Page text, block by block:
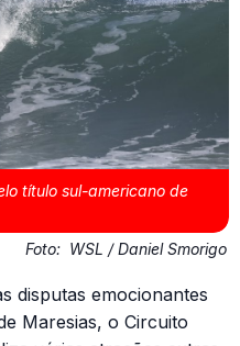
título sul-americano de
Foto: WSL / Daniel Smorigo
disputas emocionantes
Maresias, o Circuito